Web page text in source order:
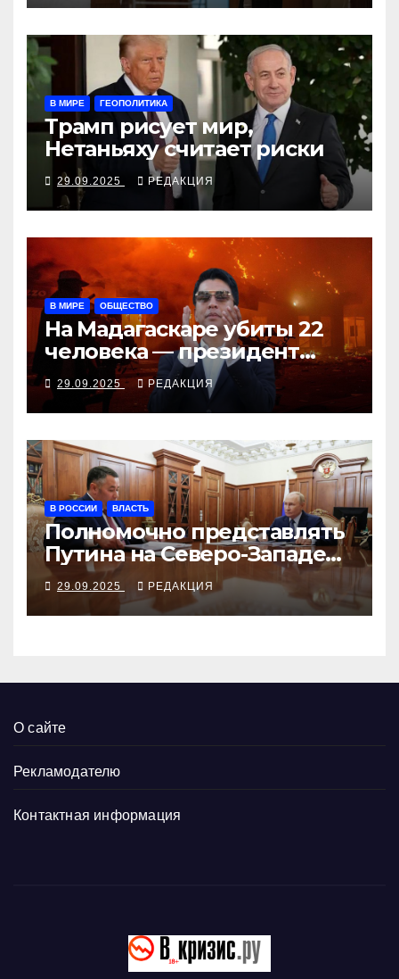
В МИРЕ ГЕОПОЛИТИКА
Трамп рисует мир,
Нетаньяху считает риски
29.09.2025 РЕДАКЦИЯ
В МИРЕ ОБЩЕСТВО
На Мадагаскаре убиты 22
человека — президент
согласен поговорить с
молодёжью
29.09.2025 РЕДАКЦИЯ
В РОССИИ ВЛАСТЬ
Полномочно представлять
Путина на Северо-Западе
будет Игорь Руденя
29.09.2025 РЕДАКЦИЯ
О сайте
Рекламодателю
Контактная информация